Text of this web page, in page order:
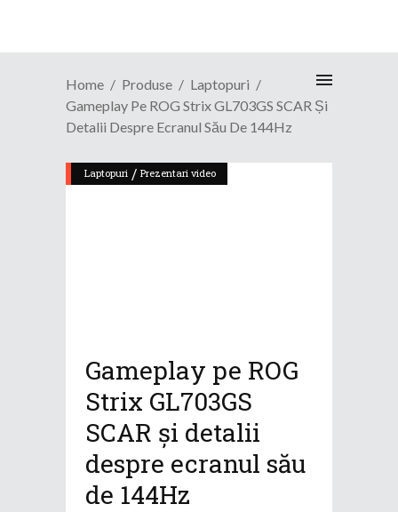
Home Produse
Laptopuri
Gameplay Pe ROG Strix GL703GS SCAR Și
Detalii Despre Ecranul Său De 144Hz
Laptopuri / Prezentari video
Gameplay pe ROG
Strix GL703GS
SCAR și detalii
despre ecranul său
de 144Hz